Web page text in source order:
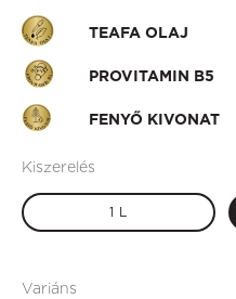
TEAFA OLAJ
PROVITAMIN B5
FENYŐ KIVONAT
Kiszerelés
1 L
Variáns